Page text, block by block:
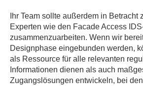
Ihr Team sollte außerdem in Betracht
Experten wie den Facade Access
zusammenzuarbeiten. Wenn wir
Designphase eingebunden werden,
als Ressource für alle relevanten
Informationen dienen als auch
Zugangslösungen entwickeln, bei